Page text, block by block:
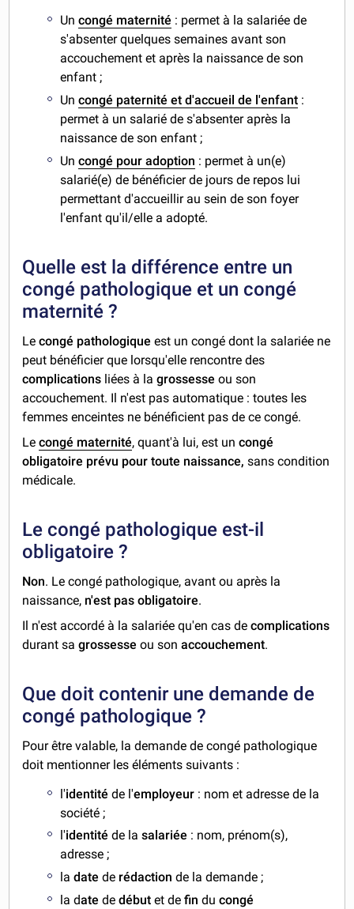
Un congé maternité : permet à la salariée de
s'absenter quelques semaines avant son
accouchement et après la naissance de son
enfant ;
Uncongé paternité et d'accueil de l'enfant :
permet à un salarié de s'absenter après la
naissance de son enfant ;
Uncongé pour adoption : permet à un(e)
salarié(e) de bénéficier de jours de repos lui
permettant d'accueillir au sein de son foyer
l'enfant qu'il/elle a adopté.
Quelle est la différence entre un
congé pathologique et un congé
maternité ?
Lecongé pathologique est un congé dont la salariée ne
peut bénéficier que lorsqu'elle rencontre des
complications liées à lagrossesse ou son
accouchement. Il n'est pas automatique : toutes les
femmes enceintes ne bénéficient pas de ce congé.
Lecongé maternité, quant'à lui, est uncongé
obligatoire prévu pour toute naissance, sans condition
médicale.
Le congé pathologique est-il
obligatoire ?
Non. Le congé pathologique, avant ou après la
naissance, n'est pas obligatoire.
Il n'est accordé à la salariée qu'en cas decomplications
durant sa grossesseou sonaccouchement.
Que doit contenir une demande de
congé pathologique ?
Pour être valable, la demande de congé pathologique
doit mentionner les éléments suivants :
l'identité de l'employeur : nom et adresse de la
société ;
l'identité de lasalariée : nom, prénom(s),
adresse ;
ladate de rédaction de la demande ;
la datededébutet de finducongé